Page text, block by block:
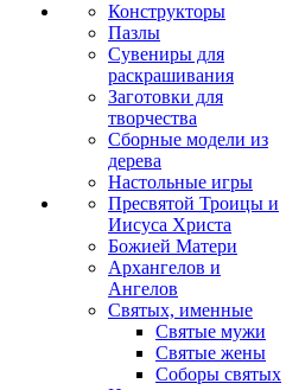
Конструкторы
Пазлы
Сувениры для
раскрашивания
Заготовки для
творчества
Сборные модели из
дерева
Настольные игры
Пресвятой Троицы и
Иисуса Христа
Божией Матери
Архангелов и
Ангелов
Святых, именные
Святые мужи
Святые жены
Соборы святых